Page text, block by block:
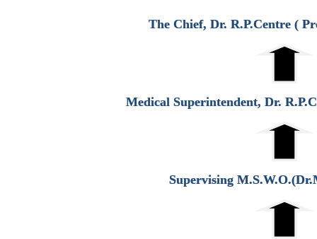
The Chief, Dr. R.P.Centre (
Medical Superintendent, Dr.
Supervising